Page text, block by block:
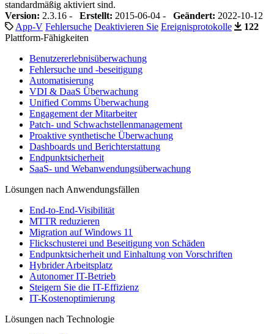
standardmäßig aktiviert sind.
Version: 2.3.16 - Erstellt: 2015-06-04 - Geändert: 2022-10-12
App-V Fehlersuche Deaktivieren Sie Ereignisprotokolle
122
Plattform-Fähigkeiten
Benutzererlebnisüberwachung
Fehlersuche und -beseitigung
Automatisierung
VDI & DaaS Überwachung
Unified Comms Überwachung
Engagement der Mitarbeiter
Patch- und Schwachstellenmanagement
Proaktive synthetische Überwachung
Dashboards und Berichterstattung
Endpunktsicherheit
SaaS- und Webanwendungsüberwachung
Lösungen nach Anwendungsfällen
End-to-End-Visibilität
MTTR reduzieren
Migration auf Windows 11
Flickschusterei und Beseitigung von Schäden
Endpunktsicherheit und Einhaltung von Vorschriften
Hybrider Arbeitsplatz
Autonomer IT-Betrieb
Steigern Sie die IT-Effizienz
IT-Kostenoptimierung
Lösungen nach Technologie